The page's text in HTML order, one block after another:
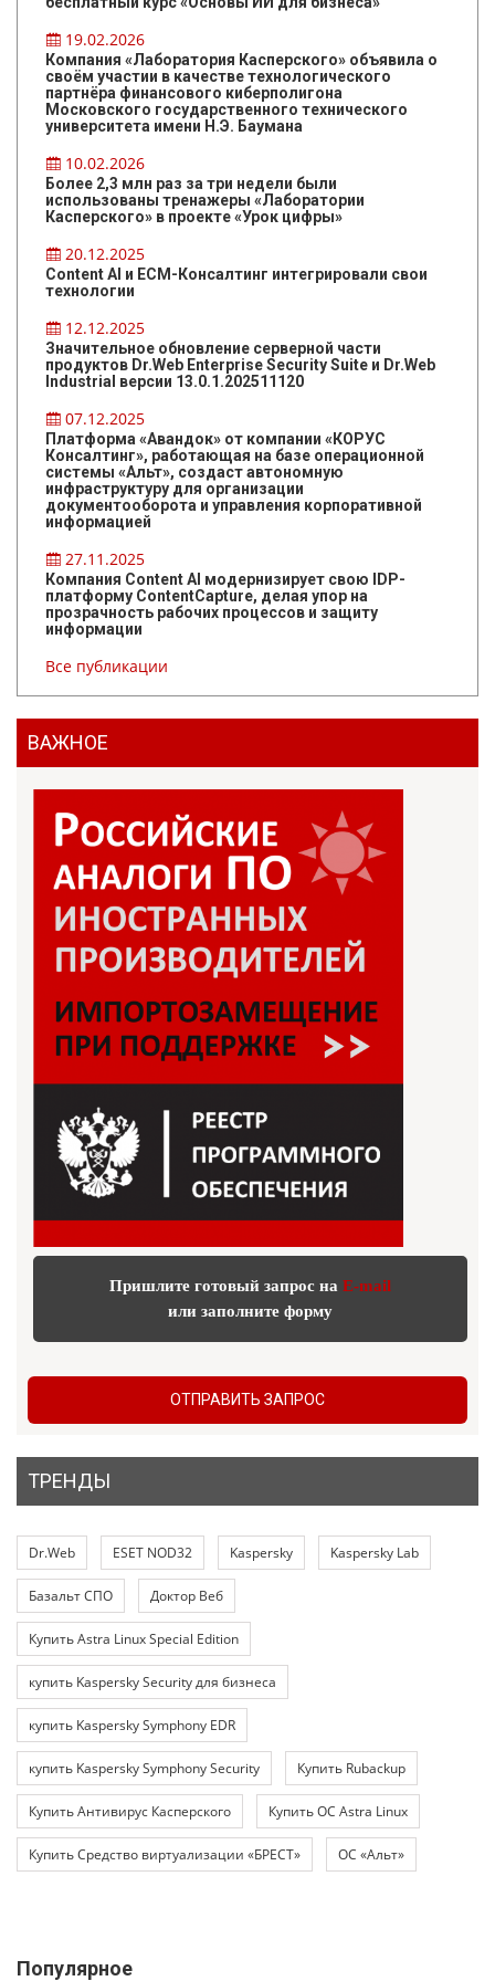
19.02.2026
Компания «Лаборатория Касперского» объявила о
своём участии в качестве технологического
партнёра финансового киберполигона
Московского государственного технического
университета имени Н.Э. Баумана
10.02.2026
Более 2,3 млн раз за три недели были
использованы тренажеры «Лаборатории
Касперского» в проекте «Урок цифры»
20.12.2025
Content AI и ЕСМ-Консалтинг интегрировали свои
технологии
12.12.2025
Значительное обновление серверной части
продуктов Dr.Web Enterprise Security Suite и Dr.Web
Industrial версии 13.0.1.202511120
07.12.2025
Платформа «Авандок» от компании «КОРУС
Консалтинг», работающая на базе операционной
системы «Альт», создаст автономную
инфраструктуру для организации
документооборота и управления корпоративной
информацией
27.11.2025
Компания Content AI модернизирует свою IDP-
платформу ContentCapture, делая упор на
прозрачность рабочих процессов и защиту
информации
Все публикации
ВАЖНОЕ
Пришлите готовый запрос на E-mail
или заполните форму
ОТПРАВИТЬ ЗАПРОС
ТРЕНДЫ
Dr.Web ESET NOD32 Kaspersky Kaspersky Lab
Базальт СПО Доктор Веб
Купить Astra Linux Special Edition
купить Kaspersky Security для бизнеса
купить Kaspersky Symphony EDR
купить Kaspersky Symphony Security Купить Rubackup
Купить Антивирус Касперского Купить ОС Astra Linux
Купить Средство виртуализации «БРЕСТ» ОС «Альт»
Популярное